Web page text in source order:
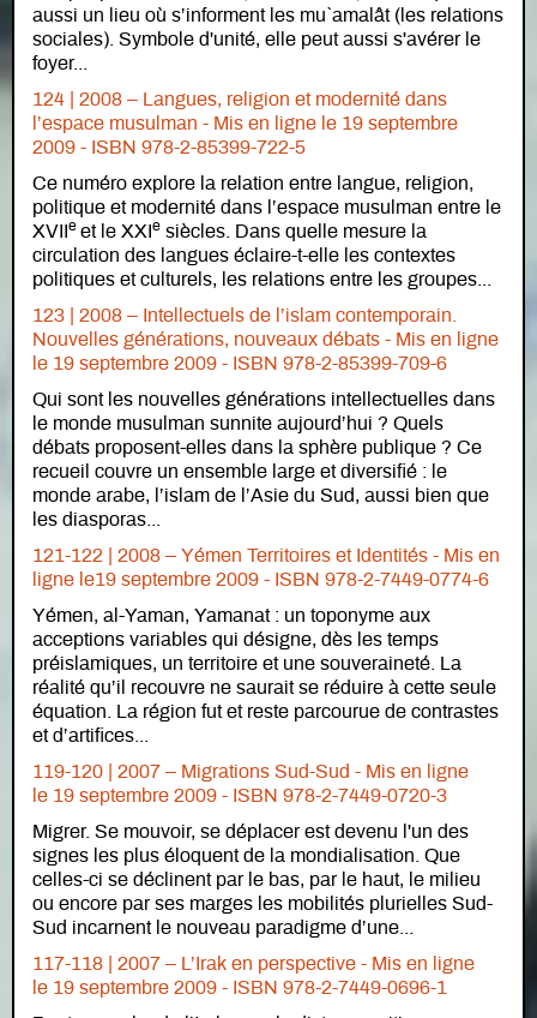
aussi un lieu où s’informent les mu`amalât (les relations
sociales). Symbole d'unité, elle peut aussi s'avérer le
foyer...
124 | 2008 – Langues, religion et modernité dans
l’espace musulman - Mis en ligne le 19 septembre
2009 - ISBN 978-2-85399-722-5
Ce numéro explore la relation entre langue, religion,
politique et modernité dans l’espace musulman entre le
XVII
e et le XXI e siècles. Dans quelle mesure la
circulation des langues éclaire-t-elle les contextes
politiques et culturels, les relations entre les groupes...
123 | 2008 – Intellectuels de l’islam contemporain.
Nouvelles générations, nouveaux débats - Mis en ligne
le 19 septembre 2009 - ISBN 978-2-85399-709-6
Qui sont les nouvelles générations intellectuelles dans
le monde musulman sunnite aujourd’hui ? Quels
débats proposent-elles dans la sphère publique ? Ce
recueil couvre un ensemble large et diversifié : le
monde arabe, l’islam de l’Asie du Sud, aussi bien que
les diasporas...
121-122 | 2008 – Yémen Territoires et Identités - Mis en
ligne le19 septembre 2009 - ISBN 978-2-7449-0774-6
Yémen, al-Yaman, Yamanat : un toponyme aux
acceptions variables qui désigne, dès les temps
préislamiques, un territoire et une souveraineté. La
réalité qu’il recouvre ne saurait se réduire à cette seule
équation. La région fut et reste parcourue de contrastes
et d’artifices...
119-120 | 2007 – Migrations Sud-Sud - Mis en ligne
le 19 septembre 2009 - ISBN 978-2-7449-0720-3
Migrer. Se mouvoir, se déplacer est devenu l'un des
signes les plus éloquent de la mondialisation. Que
celles-ci se déclinent par le bas, par le haut, le milieu
ou encore par ses marges les mobilités plurielles Sud-
Sud incarnent le nouveau paradigme d’une...
117-118 | 2007 – L’Irak en perspective - Mis en ligne
le 19 septembre 2009 - ISBN 978-2-7449-0696-1